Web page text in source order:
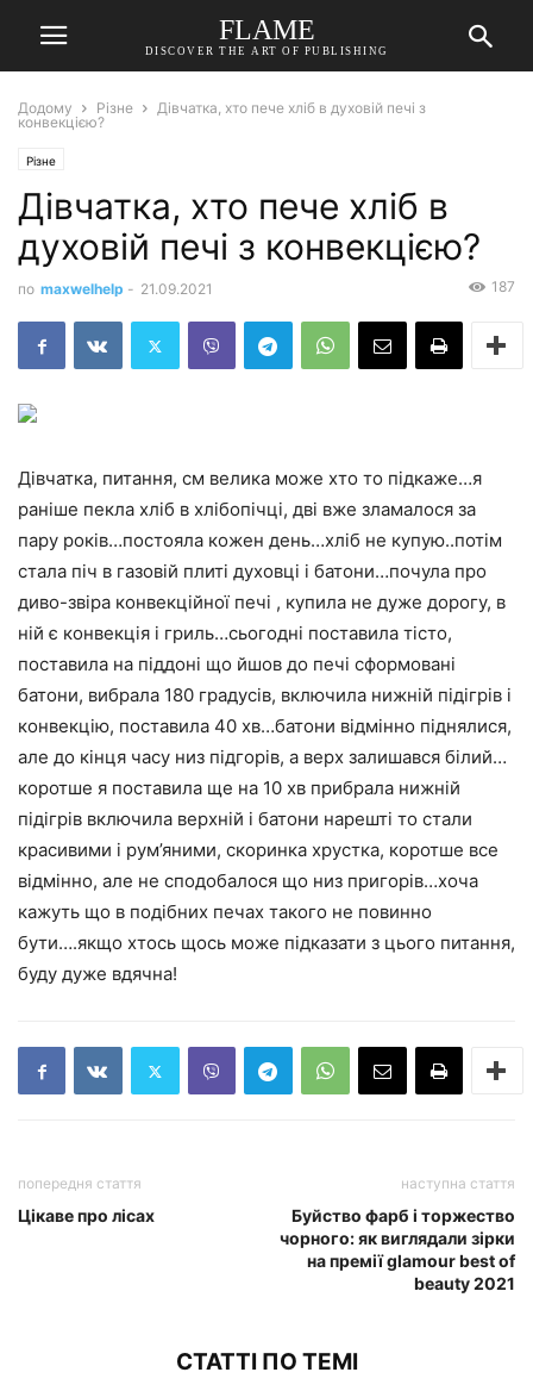
FLAME
DISCOVER THE ART OF PUBLISHING
Додому Різне
Дівчатка, хто пече хліб в духовій печі з
конвекцією?
Різне
Дівчатка, хто пече хліб в
духовій печі з конвекцією?
по maxwelhelp - 21.09.2021 187
Дівчатка, питання, см велика може хто то підкаже…я
раніше пекла хліб в хлібопічці, дві вже зламалося за
пару років…постояла кожен день…хліб не купую..потім
стала піч в газовій плиті духовці і батони…почула про
диво-звіра конвекційної печі , купила не дуже дорогу, в
ній є конвекція і гриль…сьогодні поставила тісто,
поставила на піддоні що йшов до печі сформовані
батони, вибрала 180 градусів, включила нижній підігрів і
конвекцію, поставила 40 хв…батони відмінно піднялися,
але до кінця часу низ підгорів, а верх залишався білий…
коротше я поставила ще на 10 хв прибрала нижній
підігрів включила верхній і батони нарешті то стали
красивими і рум’яними, скоринка хрустка, коротше все
відмінно, але не сподобалося що низ пригорів…хоча
кажуть що в подібних печах такого не повинно
бути….якщо хтось щось може підказати з цього питання,
буду дуже вдячна!
попередня стаття
Цікаве про лісах
наступна стаття
Буйство фарб і торжество
чорного: як виглядали зірки
на премії glamour best of
beauty 2021
СТАТТІ ПО ТЕМІ